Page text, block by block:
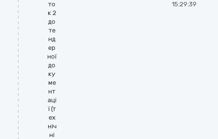
то
к 2
до
те
нд
ер
ної
до
ку
ме
нт
аці
ї (т
ех
ніч
ні
15:29:39